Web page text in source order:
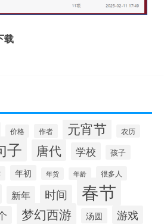
载
价格 作者 元宵节 农历
子 唐代 学校 孩子
年初 年货 年龄 很多人
新年 时间 春节
梦幻西游 汤圆
游戏